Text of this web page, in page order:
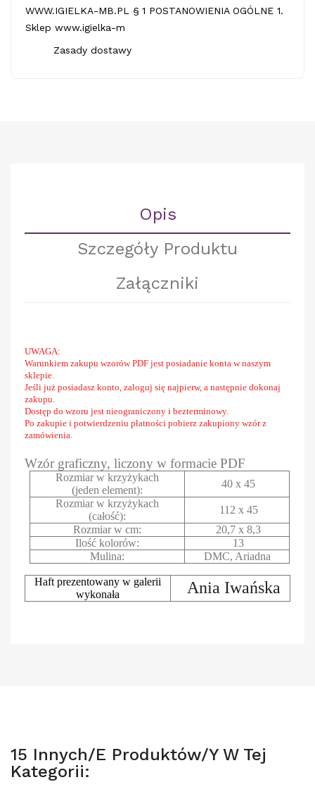
WWW.IGIELKA-MB.PL § 1 POSTANOWIENIA OGÓLNE 1.
Sklep www.igielka-m
Zasady dostawy
Opis
Szczegóły Produktu
Załączniki
UWAGA:
Warunkiem zakupu wzorów PDF jest posiadanie konta w naszym
sklepie.
Jeśli już posiadasz konto, zaloguj się najpierw, a następnie dokonaj
zakupu.
Dostęp do wzoru jest nieograniczony i bezterminowy.
Po zakupie i potwierdzeniu płatności pobierz zakupiony wzór z
zamówienia.
Wzór graficzny, liczony w formacie PDF
Rozmiar w krzyżykach
(jeden element):
40 x 45
Rozmiar w krzyżykach
(całość):
112 x 45
Rozmiar w cm:
20,7 x 8,3
Ilość kolorów:
13
Mulina:
DMC, Ariadna
Haft prezentowany w galerii
wykonała
Ania Iwańska
15 Innych/e Produktów/y W Tej
Kategorii: